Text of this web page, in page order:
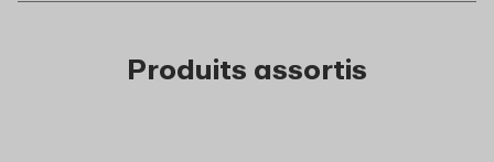
Produits assortis